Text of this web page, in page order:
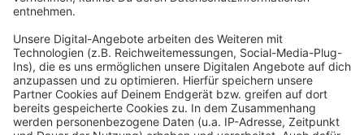
meistens bunt und nie ganz ernst gemeint.
Anzeige